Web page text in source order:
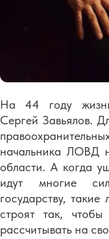
На 44 году жизни
Сергей Завьялов.
начальника ЛОВД
области. А когда
идут многие
государству,
строят так,
рассчитывать на